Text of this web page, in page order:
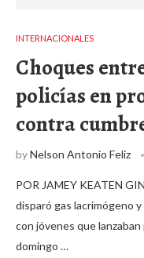
INTERNACIONALES
Choques
policías en
contra
byNelson Antonio Feliz
POR JAMEY KEATEN
disparó gas lacrimógeno
con jóvenes que
domingo …